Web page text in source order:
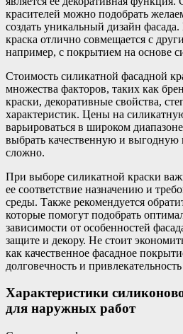
красителей можно подобрать
создать уникальный дизайн
краска отлично совмещается с
например, с покрытием на основе
Стоимость силикатной фасадной
множества факторов, таких как
краски, декоративные свойства,
характеристик. Цены на
варьироваться в широком
выбрать качественную и выгодную
сложно.
При выборе силикатной краски
ее соответствие назначению и
среды. Также рекомендуется
которые помогут подобрать
зависимости от особенностей
защите и декору. Не стоит
как качественное фасадное
долговечность и
Характеристики
для наружных работ